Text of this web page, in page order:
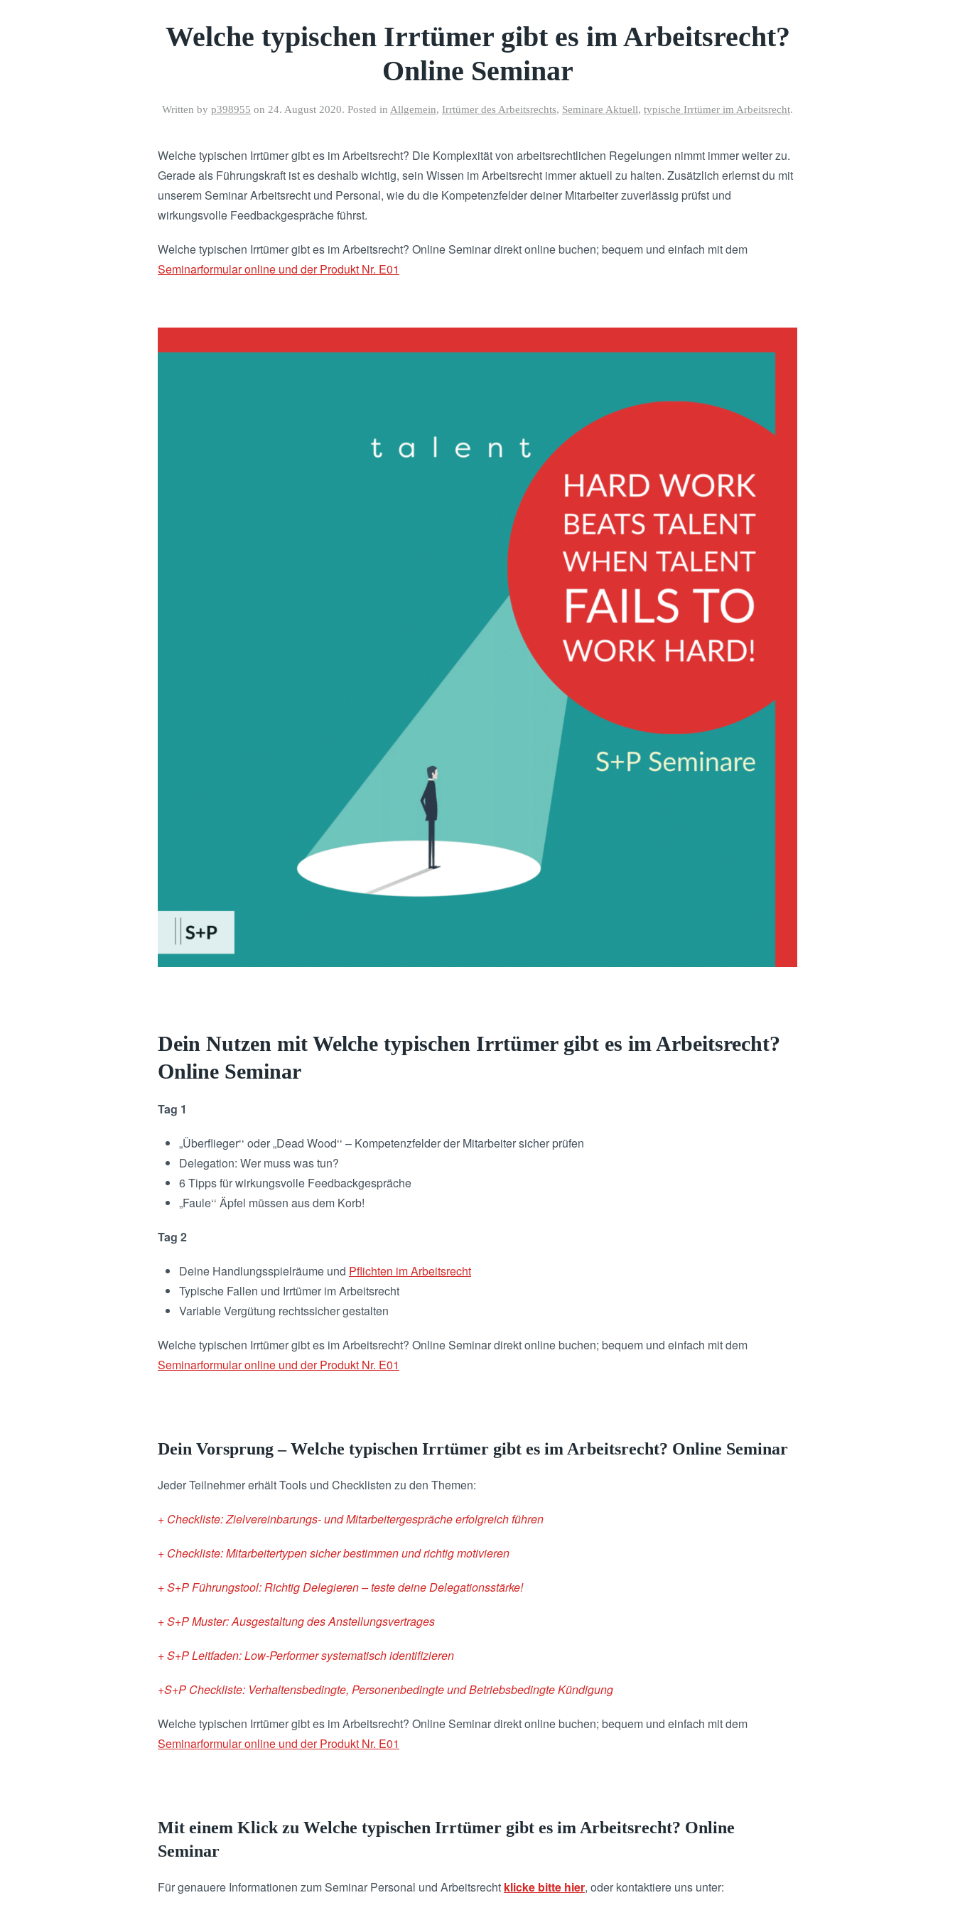
Welche typischen Irrtümer gibt es im Arbeitsrecht?
Online Seminar
Written by p398955 on 24. August 2020. Posted in Allgemein, Irrtümer des Arbeitsrechts, Seminare Aktuell, typische Irrtümer im Arbeitsrecht.
Welche typischen Irrtümer gibt es im Arbeitsrecht? Die Komplexität von arbeitsrechtlichen Regelungen nimmt immer weiter zu.
Gerade als Führungskraft ist es deshalb wichtig, sein Wissen im Arbeitsrecht immer aktuell zu halten. Zusätzlich erlernst du mit
unserem Seminar Arbeitsrecht und Personal, wie du die Kompetenzfelder deiner Mitarbeiter zuverlässig prüfst und
wirkungsvolle Feedbackgespräche führst.
Welche typischen Irrtümer gibt es im Arbeitsrecht? Online Seminar direkt online buchen; bequem und einfach mit dem
Seminarformular online und der Produkt Nr. E01
Dein Nutzen mit Welche typischen Irrtümer gibt es im Arbeitsrecht?
Online Seminar
Tag 1
„Überflieger‘‘ oder „Dead Wood‘‘ – Kompetenzfelder der Mitarbeiter sicher prüfen
Delegation: Wer muss was tun?
6 Tipps für wirkungsvolle Feedbackgespräche
„Faule‘‘ Äpfel müssen aus dem Korb!
Tag 2
Deine Handlungsspielräume und Pflichten im Arbeitsrecht
Typische Fallen und Irrtümer im Arbeitsrecht
Variable Vergütung rechtssicher gestalten
Welche typischen Irrtümer gibt es im Arbeitsrecht? Online Seminar direkt online buchen; bequem und einfach mit dem
Seminarformular online und der Produkt Nr. E01
Dein Vorsprung – Welche typischen Irrtümer gibt es im Arbeitsrecht? Online Seminar
Jeder Teilnehmer erhält Tools und Checklisten zu den Themen:
+ Checkliste: Zielvereinbarungs- und Mitarbeitergespräche erfolgreich führen
+ Checkliste: Mitarbeitertypen sicher bestimmen und richtig motivieren
+ S+P Führungstool: Richtig Delegieren – teste deine Delegationsstärke!
+ S+P Muster: Ausgestaltung des Anstellungsvertrages
+ S+P Leitfaden: Low-Performer systematisch identifizieren
+S+P Checkliste: Verhaltensbedingte, Personenbedingte und Betriebsbedingte Kündigung
Welche typischen Irrtümer gibt es im Arbeitsrecht? Online Seminar direkt online buchen; bequem und einfach mit dem
Seminarformular online und der Produkt Nr. E01
Mit einem Klick zu Welche typischen Irrtümer gibt es im Arbeitsrecht? Online
Seminar
Für genauere Informationen zum Seminar Personal und Arbeitsrecht klicke bitte hier, oder kontaktiere uns unter: